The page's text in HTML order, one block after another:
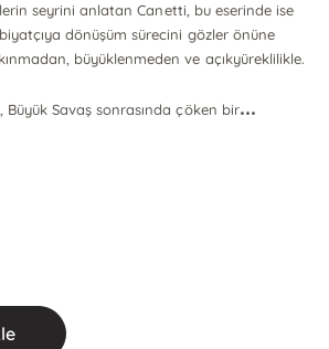
seyrini anlatan Canetti, bu eserinde ise
dönüşüm sürecini gözler önüne
büyüklenmeden ve açıkyüreklilikle.
Büyük Savaş sonrasında çöken bir...